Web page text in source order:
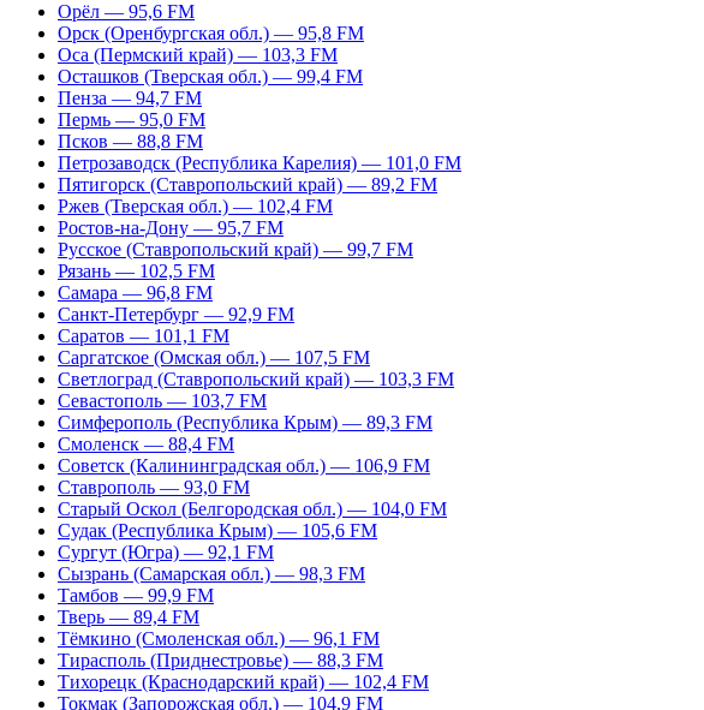
Орёл — 95,6 FM
Орск (Оренбургская обл.) — 95,8 FM
Оса (Пермский край) — 103,3 FM
Осташков (Тверская обл.) — 99,4 FM
Пенза — 94,7 FM
Пермь — 95,0 FM
Псков — 88,8 FM
Петрозаводск (Республика Карелия) — 101,0 FM
Пятигорск (Ставропольский край) — 89,2 FM
Ржев (Тверская обл.) — 102,4 FM
Ростов-на-Дону — 95,7 FM
Русское (Ставропольский край) — 99,7 FM
Рязань — 102,5 FM
Самара — 96,8 FM
Санкт-Петербург — 92,9 FM
Саратов — 101,1 FM
Саргатское (Омская обл.) — 107,5 FM
Светлоград (Ставропольский край) — 103,3 FM
Севастополь — 103,7 FM
Симферополь (Республика Крым) — 89,3 FM
Смоленск — 88,4 FM
Советск (Калининградская обл.) — 106,9 FM
Ставрополь — 93,0 FM
Старый Оскол (Белгородская обл.) — 104,0 FM
Судак (Республика Крым) — 105,6 FM
Сургут (Югра) — 92,1 FM
Сызрань (Самарская обл.) — 98,3 FM
Тамбов — 99,9 FM
Тверь — 89,4 FM
Тёмкино (Смоленская обл.) — 96,1 FM
Тирасполь (Приднестровье) — 88,3 FM
Тихорецк (Краснодарский край) — 102,4 FM
Токмак (Запорожская обл.) — 104,9 FM